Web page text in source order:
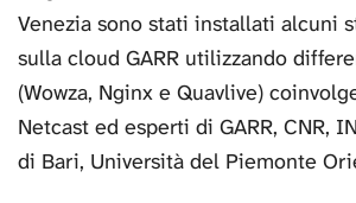
Venezia sono stati installati alcuni
sulla cloud GARR utilizzando
(Wowza, Nginx e Quavlive)
Netcast ed esperti di GARR, CNR,
di Bari, Università del Piemonte